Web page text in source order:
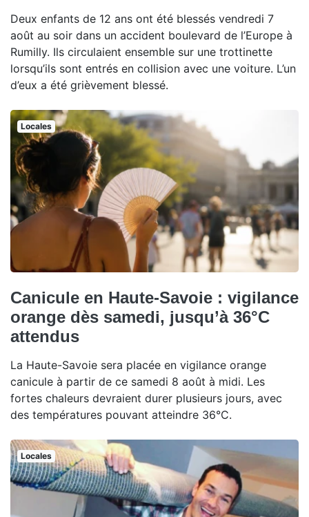
Deux enfants de 12 ans ont été blessés vendredi 7
août au soir dans un accident boulevard de l’Europe à
Rumilly. Ils circulaient ensemble sur une trottinette
lorsqu’ils sont entrés en collision avec une voiture. L’un
d’eux a été grièvement blessé.
Locales
Canicule en Haute-Savoie : vigilance
orange dès samedi, jusqu’à 36°C
attendus
La Haute-Savoie sera placée en vigilance orange
canicule à partir de ce samedi 8 août à midi. Les
fortes chaleurs devraient durer plusieurs jours, avec
des températures pouvant atteindre 36°C.
Locales